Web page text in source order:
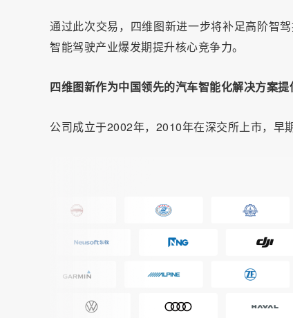
通过此次交易，四维图新进一步将补足高阶智
智能驾驶产业爆发期提升核心竞争力。
四维图新作为中国领先的汽车智能化解决方案
公司成立于2002年，2010年在深交所上市，早